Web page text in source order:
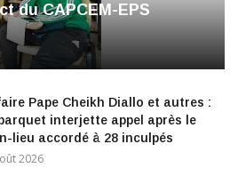
du CAPCEM-EPS
Pape Cheikh Diallo et autres :
interjette appel après le
lieu accordé à 28 inculpés
2026